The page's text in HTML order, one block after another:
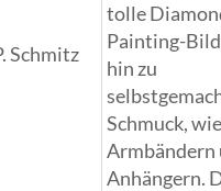
Schmitz
tolle
Painting-
hin zu
Schmuck,
Armbändern
Anhängern.